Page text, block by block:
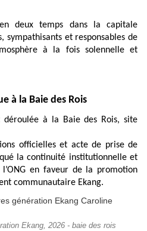
deux temps dans la capitale
sympathisants et responsables de
à la fois solennelle et
à la Baie des Rois
déroulée à la Baie des Rois, site
officielles et acte de prise de
la continuité institutionnelle et
l’ONG en faveur de la promotion
communautaire Ekang.
Ekang, 2026 - baie des rois